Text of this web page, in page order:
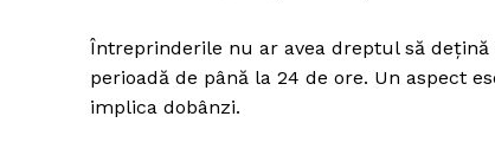
Întreprinderile nu ar avea dreptul să
perioadă de până la 24 de ore. Un aspect
implica dobânzi.